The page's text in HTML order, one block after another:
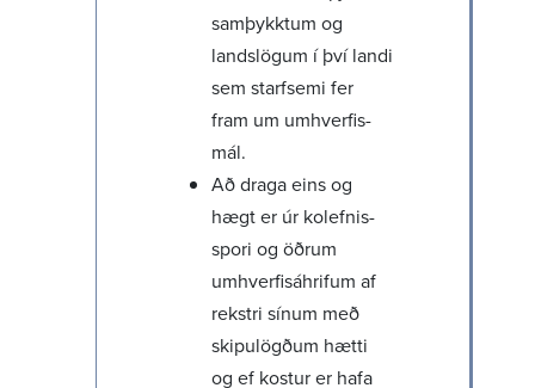
samþykktum og
lands­lögum í því landi
sem starf­semi fer
fram um umhverf­is­
mál.
Að draga eins og
hægt er úr kolefn­is­
spori og öðrum
umhverf­isáhrifum af
rekstri sínum með
skipu­lögðum hætti
og ef kostur er hafa